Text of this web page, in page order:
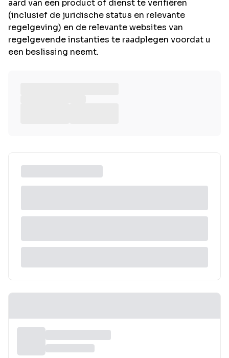
aard van een product of dienst te verifiëren
(inclusief de juridische status en relevante
regelgeving) en de relevante websites van
regelgevende instanties te raadplegen voordat u
een beslissing neemt.